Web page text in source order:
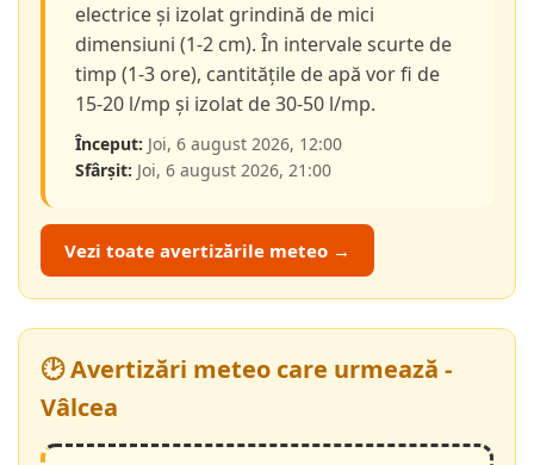
electrice și izolat grindină de mici
dimensiuni (1-2 cm). În intervale scurte de
timp (1-3 ore), cantitățile de apă vor fi de
15-20 l/mp și izolat de 30-50 l/mp.
Început: Joi, 6 august 2026, 12:00
Sfârșit: Joi, 6 august 2026, 21:00
Vezi toate avertizările meteo →
🕑 Avertizări meteo care urmează -
Vâlcea